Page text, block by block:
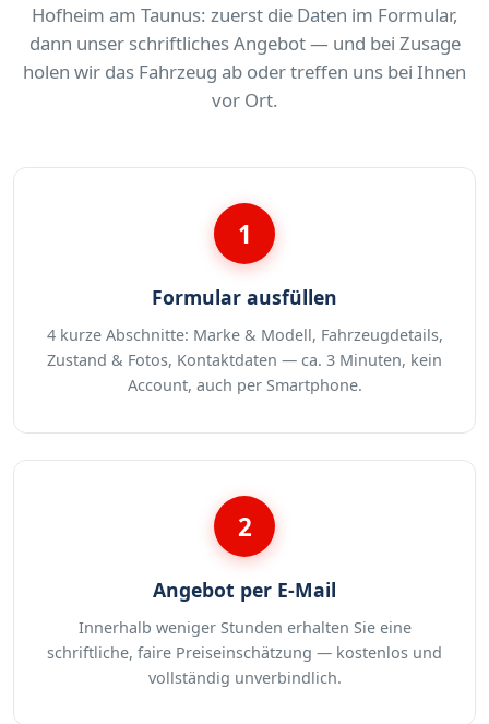
Hofheim am Taunus: zuerst die Daten im Formular,
dann unser schriftliches Angebot — und bei Zusage
holen wir das Fahrzeug ab oder treffen uns bei Ihnen
vor Ort.
1
Formular ausfüllen
4 kurze Abschnitte: Marke & Modell, Fahrzeugdetails,
Zustand & Fotos, Kontaktdaten — ca. 3 Minuten, kein
Account, auch per Smartphone.
2
Angebot per E-Mail
Innerhalb weniger Stunden erhalten Sie eine
schriftliche, faire Preiseinschätzung — kostenlos und
vollständig unverbindlich.